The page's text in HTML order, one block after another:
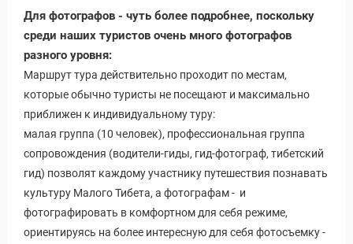
Для фотографов - чуть более подробнее, поскольку
среди наших туристов очень много фотографов
разного уровня:
Маршрут тура действительно проходит по местам,
которые обычно туристы не посещают и максимально
приближен к индивидуальному туру:
малая группа (10 человек), профессиональная группа
сопровождения (водители-гиды, гид-фотограф, тибетский
гид) позволят каждому участнику путешествия познавать
культуру Малого Тибета, а фотографам - и
фотографировать в комфортном для себя режиме,
ориентируясь на более интересную для себя фотосъемку -